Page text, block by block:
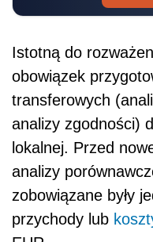
Istotną do
obowiązek
transferowych
analizy zgodności)
lokalnej. Przed
analizy
zobowiązane były
przychody lub